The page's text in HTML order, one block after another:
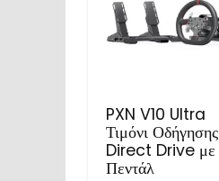
PXN V10 Ultra
Τιμόνι Οδήγησης
Direct Drive με
Πεντάλ